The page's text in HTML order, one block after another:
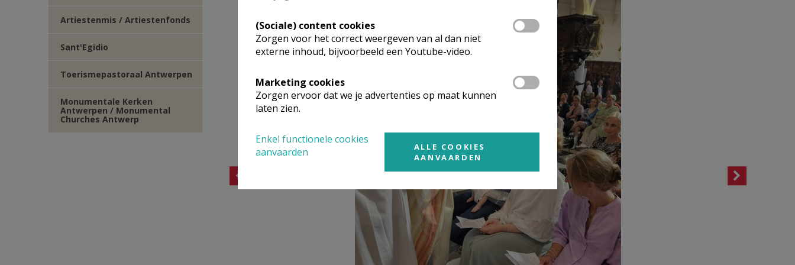
Artiestenmis / Artiestenfonds
Sant'Egidio
Toerismepastoraal Antwerpen
Monumentale Kerken
Antwerpen / Monumental
Churches Antwerp
(Sociale) content cookies
Zorgen voor het correct weergeven van al dan niet
externe inhoud, bijvoorbeeld een Youtube-video.
Marketing cookies
Zorgen ervoor dat we je advertenties op maat kunnen
laten zien.
Enkel functionele cookies
aanvaarden
ALLE COOKIES
AANVAARDEN